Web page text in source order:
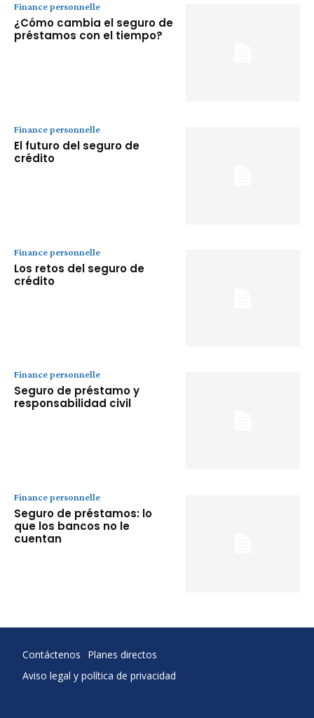
Finance personnelle
¿Cómo cambia el seguro de
préstamos con el tiempo?
Finance personnelle
El futuro del seguro de
crédito
Finance personnelle
Los retos del seguro de
crédito
Finance personnelle
Seguro de préstamo y
responsabilidad civil
Finance personnelle
Seguro de préstamos: lo
que los bancos no le
cuentan
Contáctenos
Planes directos
Aviso legal y política de privacidad